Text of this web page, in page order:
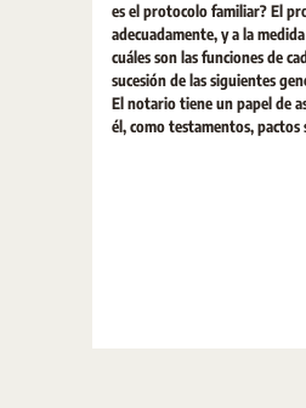
es el protocolo familiar? El
adecuadamente, y a la
cuáles son las funciones de
sucesión de las siguientes
El notario tiene un papel de
él, como testamentos, pactos